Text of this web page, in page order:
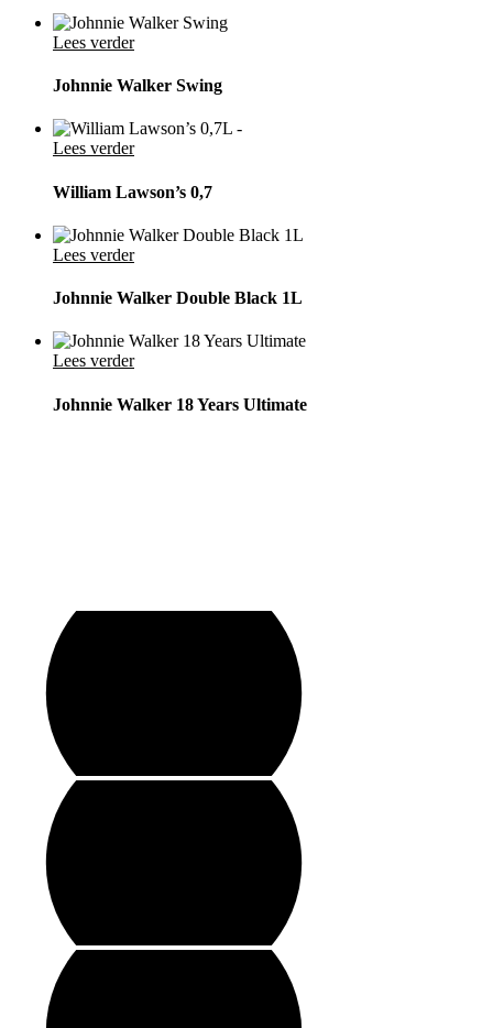
Lees verder
Johnnie Walker Swing
Lees verder
William Lawson’s 0,7
Lees verder
Johnnie Walker Double Black 1L
Lees verder
Johnnie Walker 18 Years Ultimate